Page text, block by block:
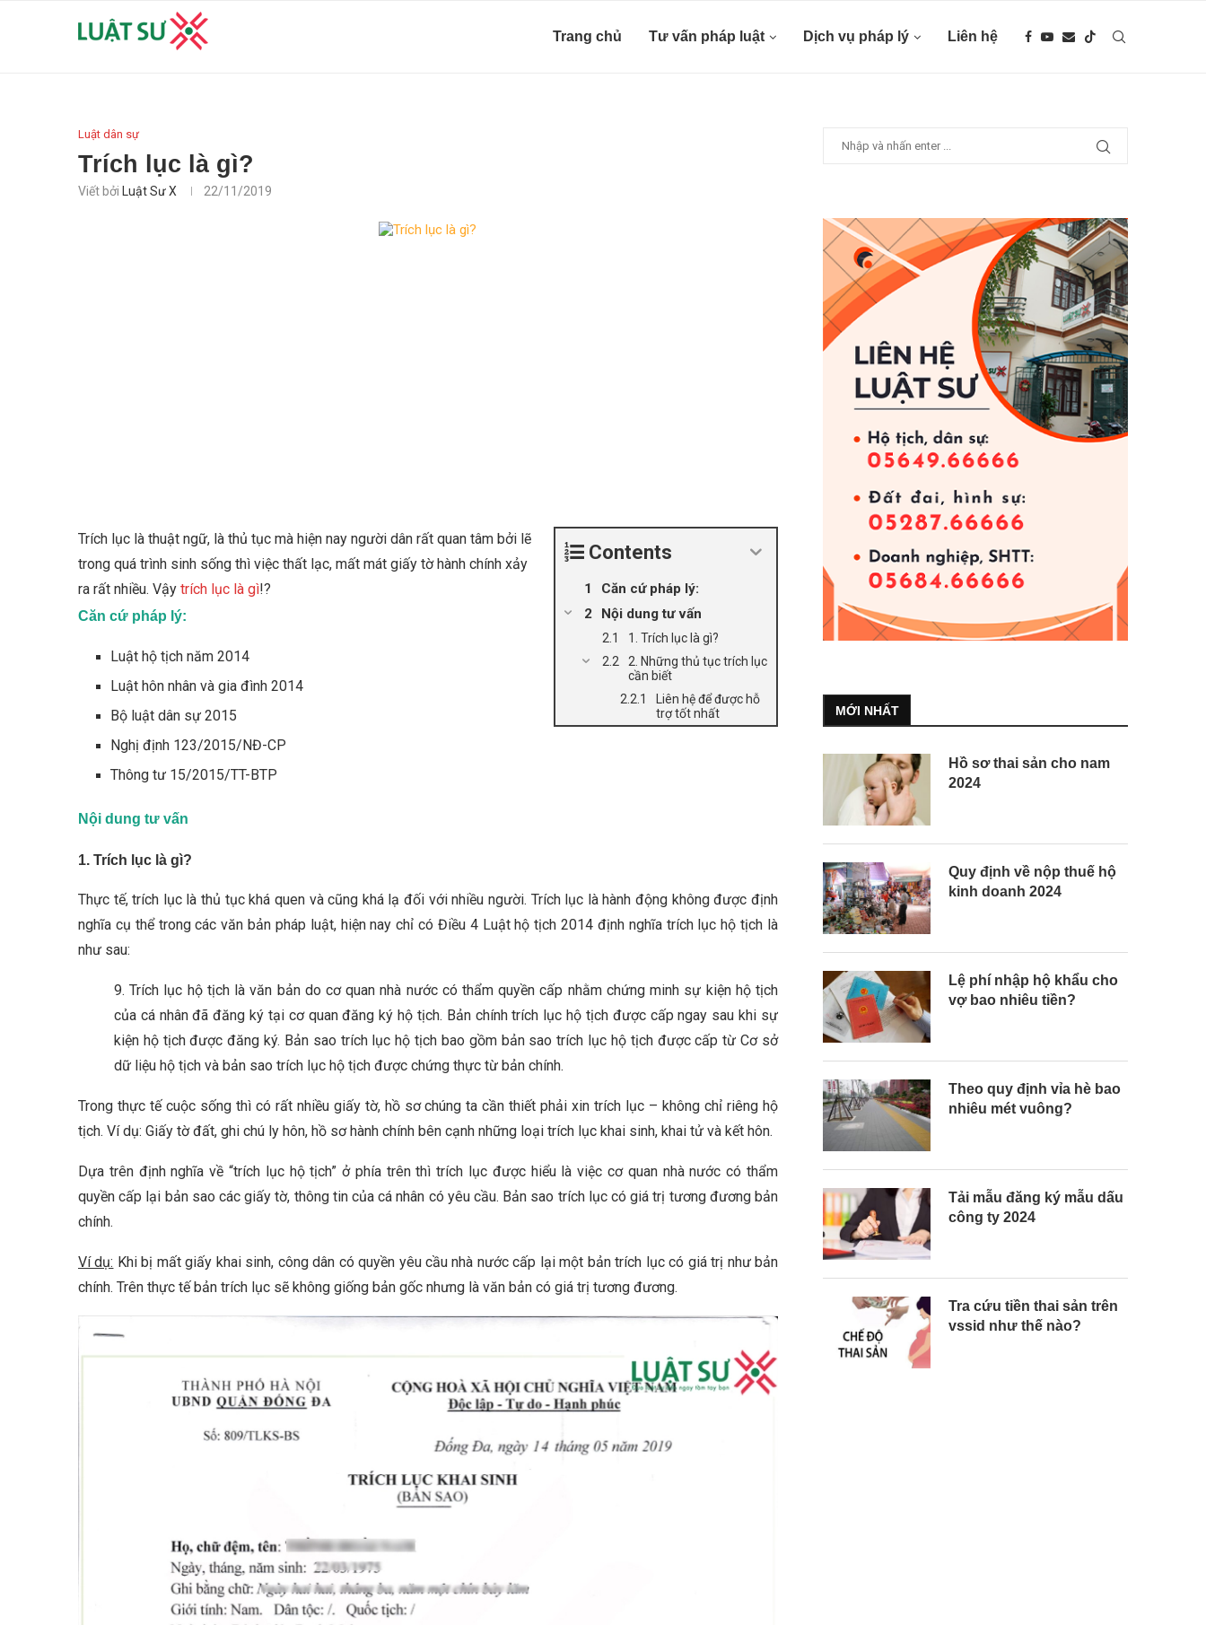
Trang chủ Tư vấn pháp luật Dịch vụ pháp lý Liên hệ
Luật dân sự
Trích lục là gì?
Viết bởi Luật Sư X 22/11/2019
Contents
Căn cứ pháp lý:
Nội dung tư vấn
1. Trích lục là gì?
2. Những thủ tục trích lục
cần biết
Liên hệ để được hỗ
trợ tốt nhất
Trích lục là thuật ngữ, là thủ tục mà hiện nay người dân rất quan tâm bởi lẽ
trong quá trình sinh sống thì việc thất lạc, mất mát giấy tờ hành chính xảy
ra rất nhiều. Vậy trích lục là gì!?
Căn cứ pháp lý:
Luật hộ tịch năm 2014
Luật hôn nhân và gia đình 2014
Bộ luật dân sự 2015
Nghị định 123/2015/NĐ-CP
Thông tư 15/2015/TT-BTP
Nội dung tư vấn
1. Trích lục là gì?
Thực tế, trích lục là thủ tục khá quen và cũng khá lạ đối với nhiều người. Trích lục là hành động không được định
nghĩa cụ thể trong các văn bản pháp luật, hiện nay chỉ có Điều 4 Luật hộ tịch 2014 định nghĩa trích lục hộ tịch là
như sau:
9. Trích lục hộ tịch là văn bản do cơ quan nhà nước có thẩm quyền cấp nhằm chứng minh sự kiện hộ tịch
của cá nhân đã đăng ký tại cơ quan đăng ký hộ tịch. Bản chính trích lục hộ tịch được cấp ngay sau khi sự
kiện hộ tịch được đăng ký. Bản sao trích lục hộ tịch bao gồm bản sao trích lục hộ tịch được cấp từ Cơ sở
dữ liệu hộ tịch và bản sao trích lục hộ tịch được chứng thực từ bản chính.
Trong thực tế cuộc sống thì có rất nhiều giấy tờ, hồ sơ chúng ta cần thiết phải xin trích lục – không chỉ riêng hộ
tịch. Ví dụ: Giấy tờ đất, ghi chú ly hôn, hồ sơ hành chính bên cạnh những loại trích lục khai sinh, khai tử và kết hôn.
Dựa trên định nghĩa về “trích lục hộ tịch” ở phía trên thì trích lục được hiểu là việc cơ quan nhà nước có thẩm
quyền cấp lại bản sao các giấy tờ, thông tin của cá nhân có yêu cầu. Bản sao trích lục có giá trị tương đương bản
chính.
Ví dụ: Khi bị mất giấy khai sinh, công dân có quyền yêu cầu nhà nước cấp lại một bản trích lục có giá trị như bản
chính. Trên thực tế bản trích lục sẽ không giống bản gốc nhưng là văn bản có giá trị tương đương.
MỚI NHẤT
Hồ sơ thai sản cho nam
2024
Quy định về nộp thuế hộ
kinh doanh 2024
Lệ phí nhập hộ khẩu cho
vợ bao nhiêu tiền?
Theo quy định vỉa hè bao
nhiêu mét vuông?
Tải mẫu đăng ký mẫu dấu
công ty 2024
Tra cứu tiền thai sản trên
vssid như thế nào?